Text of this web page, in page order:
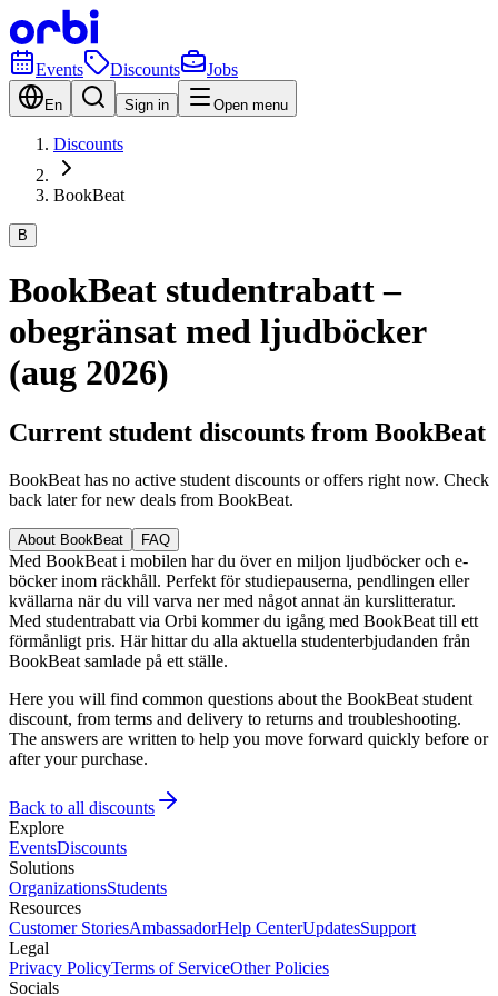
Events Discounts Jobs
En Sign in Open menu
Discounts
BookBeat
B
BookBeat studentrabatt –
obegränsat med ljudböcker
(aug 2026)
Current student discounts from BookBeat
BookBeat has no active student discounts or offers right now. Check
back later for new deals from BookBeat.
About BookBeat FAQ
Med BookBeat i mobilen har du över en miljon ljudböcker och e-
böcker inom räckhåll. Perfekt för studiepauserna, pendlingen eller
kvällarna när du vill varva ner med något annat än kurslitteratur.
Med studentrabatt via Orbi kommer du igång med BookBeat till ett
förmånligt pris. Här hittar du alla aktuella studenterbjudanden från
BookBeat samlade på ett ställe.
Here you will find common questions about the BookBeat student
discount, from terms and delivery to returns and troubleshooting.
The answers are written to help you move forward quickly before or
after your purchase.
Back to all discounts
Explore
EventsDiscounts
Solutions
OrganizationsStudents
Resources
Customer StoriesAmbassadorHelp CenterUpdatesSupport
Legal
Privacy PolicyTerms of ServiceOther Policies
Socials